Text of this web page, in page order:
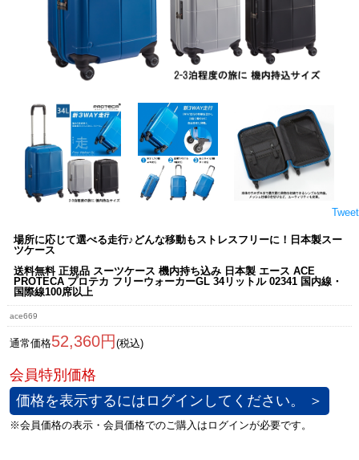
Tweet
場所に応じて選べる走行♪どんな移動もストレスフリーに！日本製スー
ツケース
送料無料 正規品 スーツケース 機内持ち込み 日本製 エース ACE
PROTECA プロテカ フリーウォーカーGL 34リットル 02341 国内線・
国際線100席以上
ace669
通常価格52,360円 (税込)
価格を表示するにはログインしてください。 ＞